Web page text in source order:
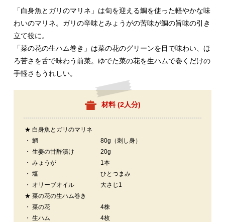
「白身魚とガリのマリネ」は旬を迎える鯛を使った軽やかな味
わいのマリネ。ガリの辛味とみょうがの苦味が鯛の旨味の引き
立て役に。
「菜の花の生ハム巻き」は菜の花のグリーンを目で味わい、ほ
ろ苦さを舌で味わう前菜。ゆでた菜の花を生ハムで巻くだけの
手軽さもうれしい。
材料 (2人分)
★ 白身魚とガリのマリネ
・ 鯛
80g（刺し身）
・ 生姜の甘酢漬け
20g
・ みょうが
1本
・ 塩
ひとつまみ
・ オリーブオイル
大さじ1
★ 菜の花の生ハム巻き
・ 菜の花
4株
・ 生ハム
4枚